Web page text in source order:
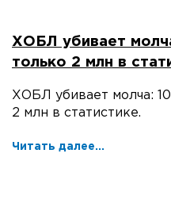
ХОБЛ убивает
только 2 млн в
ХОБЛ убивает молча:
2 млн в статистике.
Читать далее...